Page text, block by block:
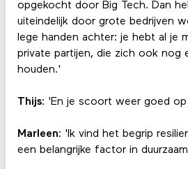
opgekocht door Big Tech. Dan
uiteindelijk door grote bedrijven
lege handen achter: je hebt al je
private partijen, die zich ook nog
houden.'
Thijs: 'En je scoort weer goed
Marleen: 'Ik vind het begrip
een belangrijke factor in